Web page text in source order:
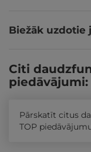
Biežāk uzdotie
Citi
piedāvājumi:
Pārskatīt citus
TOP